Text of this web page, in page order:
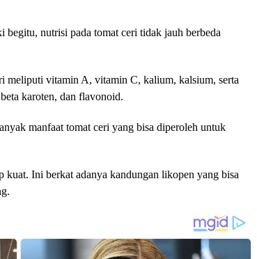
nutrisi pada tomat ceri tidak jauh berbeda
meliputi vitamin A, vitamin C, kalium, kalsium, serta
karoten, dan flavonoid.
manfaat tomat ceri yang bisa diperoleh untuk
kuat. Ini berkat adanya kandungan likopen yang bisa